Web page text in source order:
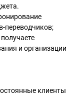
переводчиков;
и организации
клиенты